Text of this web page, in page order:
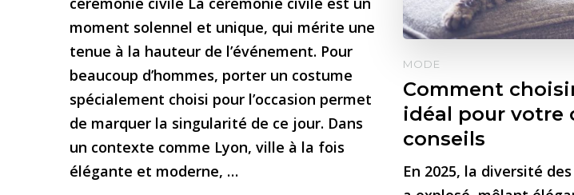
moment solennel et unique, qui mérite une
tenue à la hauteur de l’événement. Pour
beaucoup d’hommes, porter un costume
spécialement choisi pour l’occasion permet
de marquer la singularité de ce jour. Dans
un contexte comme Lyon, ville à la fois
élégante et moderne, …
MODE
Comment
idéal pour votre
conseils
En 2025, la diversité